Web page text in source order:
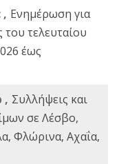
, Ενημέρωση για
του τελευταίου
έως
, Συλλήψεις και
σε Λέσβο,
Φλώρινα, Αχαΐα,